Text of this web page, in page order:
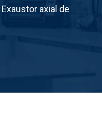
Exaustor axial de